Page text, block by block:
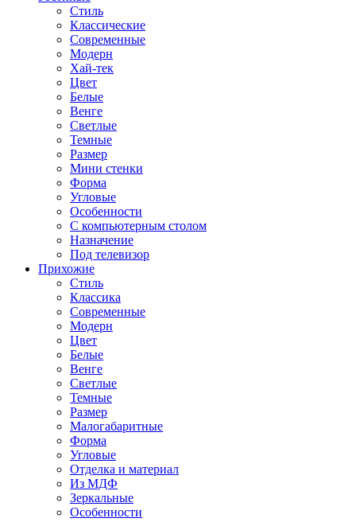
Стиль
Классические
Современные
Модерн
Хай-тек
Цвет
Белые
Венге
Светлые
Темные
Размер
Мини стенки
Форма
Угловые
Особенности
С компьютерным столом
Назначение
Под телевизор
Прихожие
Стиль
Классика
Современные
Модерн
Цвет
Белые
Венге
Светлые
Темные
Размер
Малогабаритные
Форма
Угловые
Отделка и материал
Из МДФ
Зеркальные
Особенности